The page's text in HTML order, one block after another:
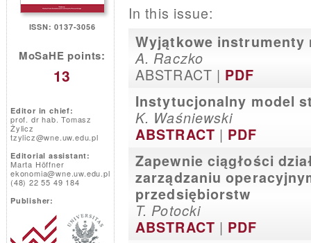
ISSN: 0137-3056
MoSaHE points:
13
Editor in chief:
prof. dr hab. Tomasz
Żylicz
tzylicz@wne.uw.edu.pl
Editorial assistant:
Marta Höffner
ekonomia@wne.uw.edu.pl
(48) 22 55 49 184
Publisher:
In this issue:
Wyjątkowe instrumenty
A. Raczko
ABSTRACT | PDF
Instytucjonalny model
K. Waśniewski
ABSTRACT | PDF
Zapewnie ciągłości
zarządzaniu
przedsiębiorstw
T. Potocki
ABSTRACT | PDF